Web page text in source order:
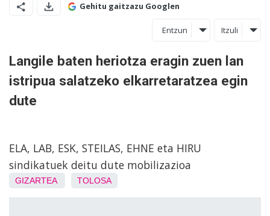
Gehitu gaitzazu Googlen
Entzun Itzuli
Langile baten heriotza eragin zuen lan
istripua salatzeko elkarretaratzea egin
dute
ELA, LAB, ESK, STEILAS, EHNE eta HIRU
sindikatuek deitu dute mobilizazioa
GIZARTEA TOLOSA